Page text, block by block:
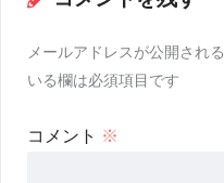
メールアドレスが公開され
いる欄は必須項目です
コメント ※